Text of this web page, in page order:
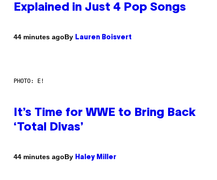
Explained in Just 4 Pop Songs
44 minutes agoBy Lauren Boisvert
PHOTO: E!
It’s Time for WWE to Bring Back
‘Total Divas’
44 minutes agoBy Haley Miller